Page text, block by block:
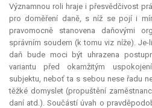
Významnou roli hraje i přesvědčivost
pro doměření daně, s níž se pojí i
pravomocně stanovena daňovými
správním soudem (k tomu viz níže).
daň bude moci být uhrazena
variantu před okamžitým
subjektu, neboť ta s sebou nese řadu
těžké domyslet (propuštění
daní atd.). Součástí úvah o